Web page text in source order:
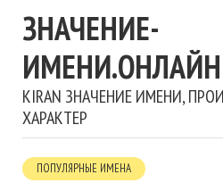
ЗНАЧЕНИЕ-
ИМЕНИ.ОНЛАЙН
KIRAN ЗНАЧЕНИЕ ИМЕНИ,
ХАРАКТЕР
ПОПУЛЯРНЫЕ ИМЕНА